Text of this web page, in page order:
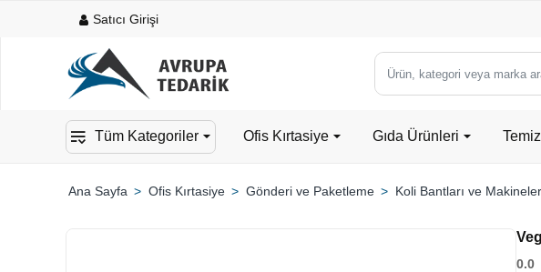
Satıcı Girişi
Ürün,
kategori
marka
Tüm Kategoriler Ofis Kırtasiye Gıda Ürünleri
Ofis Kırtasiye Gönderi ve Paketleme Koli Bantları ve
0.0